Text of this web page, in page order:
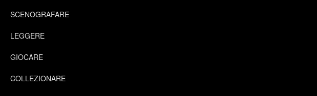
SCENOGRAFARE
LEGGERE
GIOCARE
COLLEZIONARE